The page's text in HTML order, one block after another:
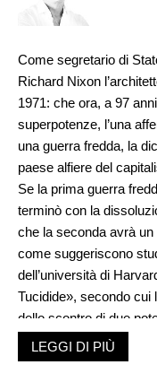
Come segretario di
Richard Nixon
1971: che ora, a 97
superpotenze, l’una
una guerra fredda, la
paese alfiere del
Se la prima guerra
terminò con la
che la seconda avrà un
come suggeriscono
dell’università di
Tucidide», secondo cui
dello scontro di due
come avvenne per
Atene e Sparta.
LEGGI DI PIÙ